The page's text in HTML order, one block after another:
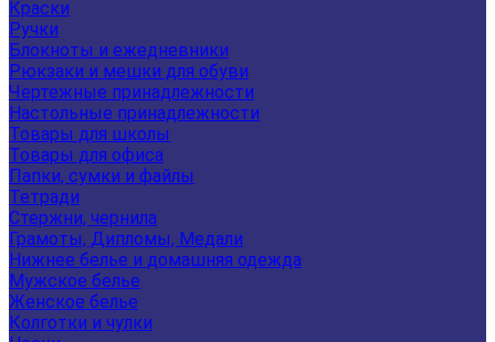
Краски
Ручки
Блокноты и ежедневники
Рюкзаки и мешки для обуви
Чертежные принадлежности
Настольные принадлежности
Товары для школы
Товары для офиса
Папки, сумки и файлы
Тетради
Стержни, чернила
Грамоты, Дипломы, Медали
Нижнее белье и домашняя одежда
Мужское белье
Женское белье
Колготки и чулки